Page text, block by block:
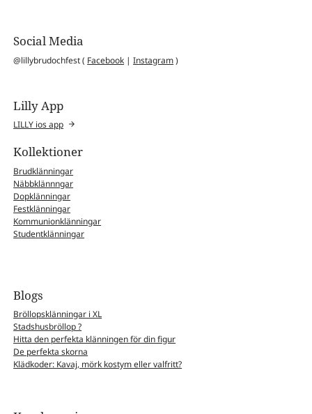
Social Media
@lillybrudochfest ( Facebook |Instagram)
Lilly App
LILLY ios app
Kollektioner
Brudklänningar
Näbbklännngar
Dopklänningar
Festklänningar
Kommunionklänningar
Studentklänningar
Blogs
Bröllopsklänningar i XL
Stadshusbröllop ?
Hitta den perfekta klänningen för din figur
De perfekta skorna
Klädkoder: Kavaj, mörk kostym eller valfritt?